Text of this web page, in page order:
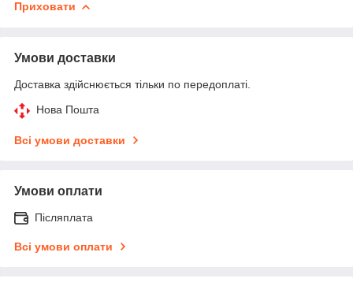
Приховати
Умови доставки
Доставка здійснюється тільки по передоплаті.
Нова Пошта
Всі умови доставки
Умови оплати
Післяплата
Всі умови оплати